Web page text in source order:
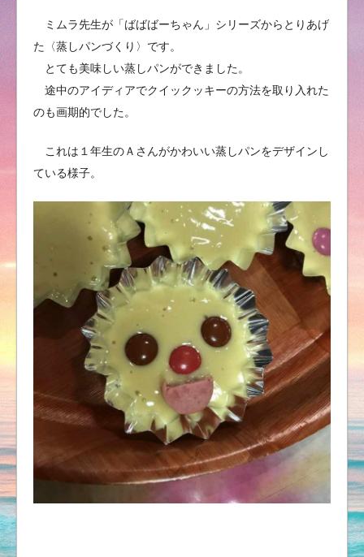
ミムラ先生が「ばばばーちゃん」シリーズからとりあげ
た〈蒸しパンづくり〉です。
とても美味しい蒸しパンができました。
途中のアイディアでクイックッキーの方法を取り入れた
のも画期的でした。
これは１年生のＡさんがかわいい蒸しパンをデザインし
ている様子。